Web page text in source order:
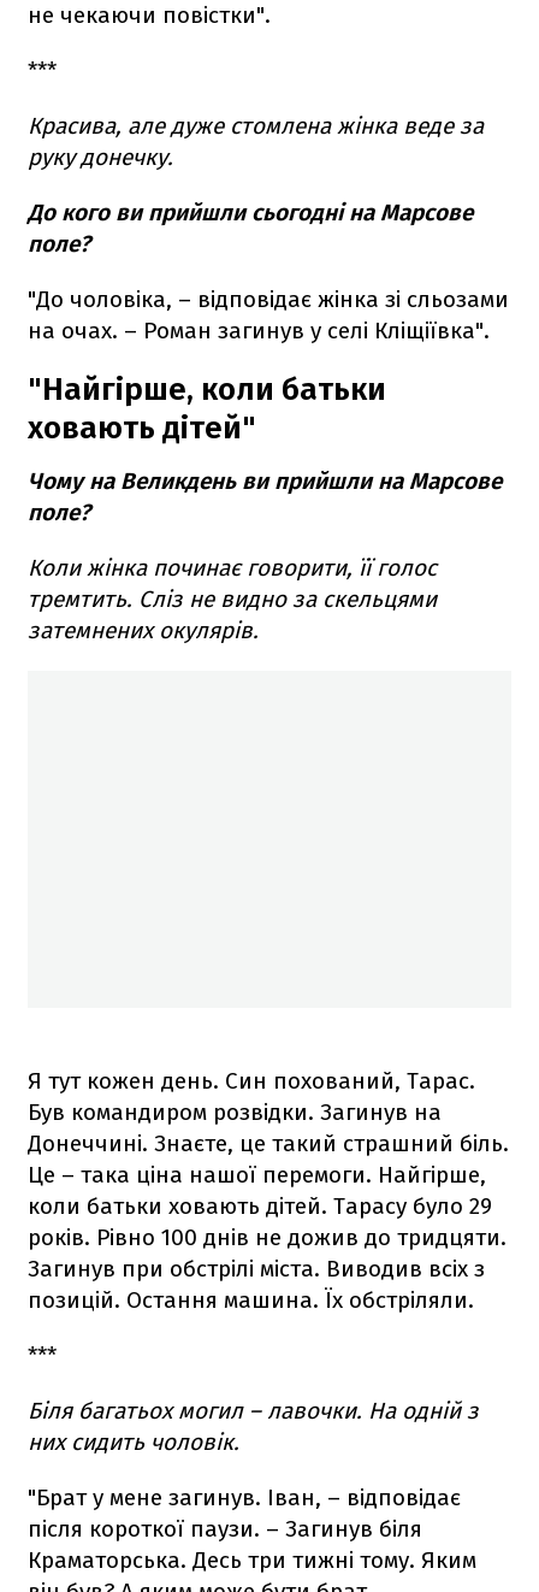
не чекаючи повістки".
***
Красива, але дуже стомлена жінка веде за
руку донечку.
До кого ви прийшли сьогодні на Марсове
поле?
"До чоловіка, – відповідає жінка зі сльозами
на очах. – Роман загинув у селі Кліщіївка".
"Найгірше, коли батьки
ховають дітей"
Чому на Великдень ви прийшли на Марсове
поле?
Коли жінка починає говорити, її голос
тремтить. Сліз не видно за скельцями
затемнених окулярів.
Я тут кожен день. Син похований, Тарас.
Був командиром розвідки. Загинув на
Донеччині. Знаєте, це такий страшний біль.
Це – така ціна нашої перемоги. Найгірше,
коли батьки ховають дітей. Тарасу було 29
років. Рівно 100 днів не дожив до тридцяти.
Загинув при обстрілі міста. Виводив всіх з
позицій. Остання машина. Їх обстріляли.
***
Біля багатьох могил – лавочки. На одній з
них сидить чоловік.
"Брат у мене загинув. Іван, – відповідає
після короткої паузи. – Загинув біля
Краматорська. Десь три тижні тому. Яким